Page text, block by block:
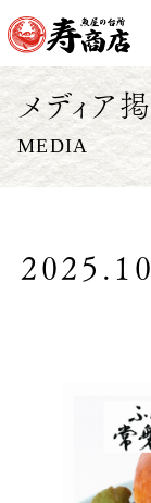
メディア
MEDIA